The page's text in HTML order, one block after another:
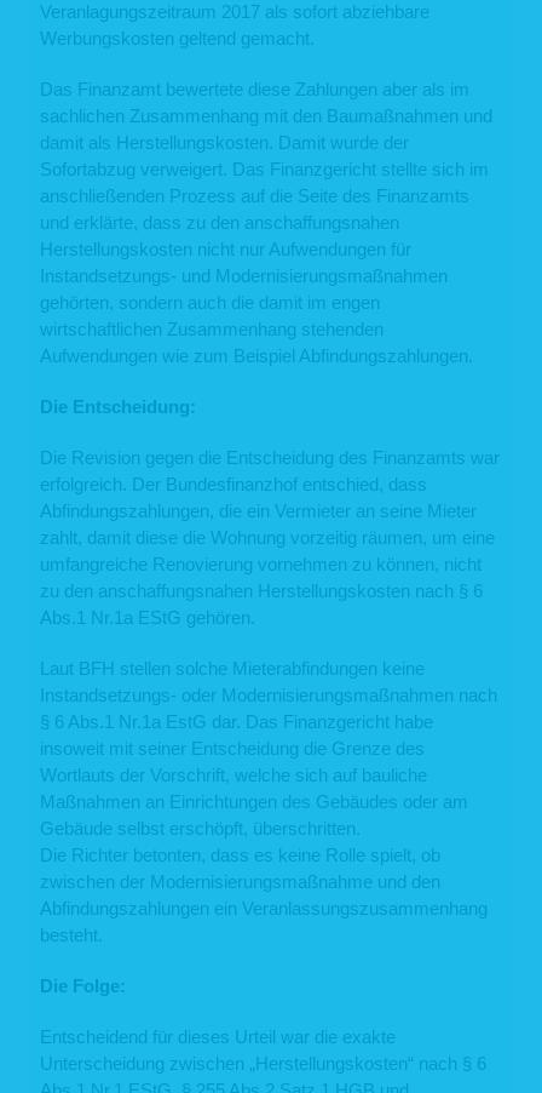
Veranlagungszeitraum 2017 als sofort abziehbare
Werbungskosten geltend gemacht.
Das Finanzamt bewertete diese Zahlungen aber als im
sachlichen Zusammenhang mit den Baumaßnahmen und
damit als Herstellungskosten. Damit wurde der
Sofortabzug verweigert. Das Finanzgericht stellte sich im
anschließenden Prozess auf die Seite des Finanzamts
und erklärte, dass zu den anschaffungsnahen
Herstellungskosten nicht nur Aufwendungen für
Instandsetzungs- und Modernisierungsmaßnahmen
gehörten, sondern auch die damit im engen
wirtschaftlichen Zusammenhang stehenden
Aufwendungen wie zum Beispiel Abfindungszahlungen.
Die Entscheidung:
Die Revision gegen die Entscheidung des Finanzamts war
erfolgreich. Der Bundesfinanzhof entschied, dass
Abfindungszahlungen, die ein Vermieter an seine Mieter
zahlt, damit diese die Wohnung vorzeitig räumen, um eine
umfangreiche Renovierung vornehmen zu können, nicht
zu den anschaffungsnahen Herstellungskosten nach § 6
Abs.1 Nr.1a EStG gehören.
Laut BFH stellen solche Mieterabfindungen keine
Instandsetzungs- oder Modernisierungsmaßnahmen nach
§ 6 Abs.1 Nr.1a EstG dar. Das Finanzgericht habe
insoweit mit seiner Entscheidung die Grenze des
Wortlauts der Vorschrift, welche sich auf bauliche
Maßnahmen an Einrichtungen des Gebäudes oder am
Gebäude selbst erschöpft, überschritten.
Die Richter betonten, dass es keine Rolle spielt, ob
zwischen der Modernisierungsmaßnahme und den
Abfindungszahlungen ein Veranlassungszusammenhang
besteht.
Die Folge:
Entscheidend für dieses Urteil war die exakte
Unterscheidung zwischen „Herstellungskosten“ nach § 6